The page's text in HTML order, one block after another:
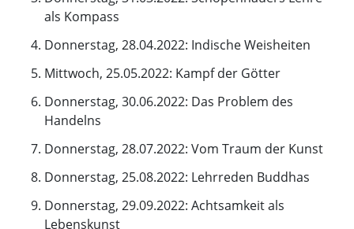
als Kompass
Donnerstag, 28.04.2022: Indische Weisheiten
Mittwoch, 25.05.2022: Kampf der Götter
Donnerstag, 30.06.2022: Das Problem des
Handelns
Donnerstag, 28.07.2022: Vom Traum der Kunst
Donnerstag, 25.08.2022: Lehrreden Buddhas
Donnerstag, 29.09.2022: Achtsamkeit als
Lebenskunst